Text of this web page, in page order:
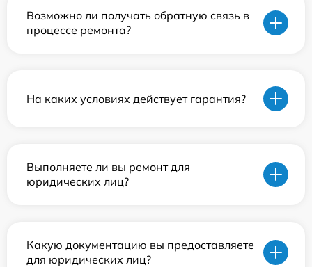
Возможно ли получать обратную связь в
процессе ремонта?
На каких условиях действует гарантия?
Выполняете ли вы ремонт для
юридических лиц?
Какую документацию вы предоставляете
для юридических лиц?